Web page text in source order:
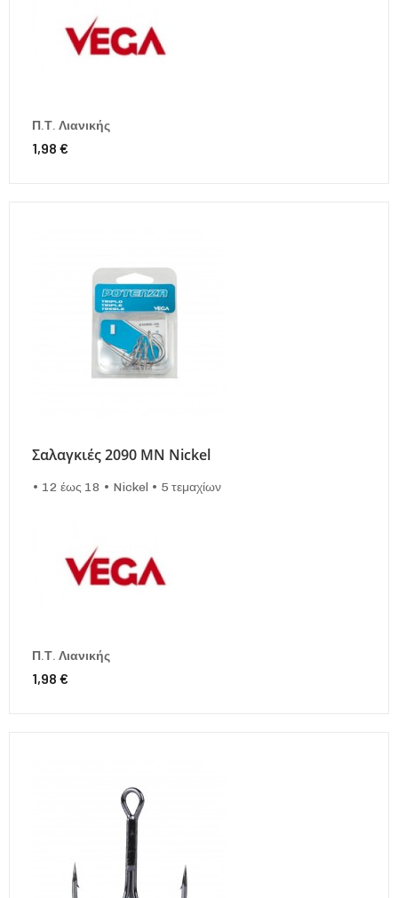
Π.Τ. Λιανικής
1,98 €
Σαλαγκιές 2090 MN Nickel
• 12 έως 18 • Nickel • 5 τεμαχίων
Π.Τ. Λιανικής
1,98 €